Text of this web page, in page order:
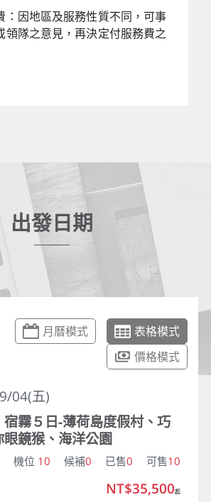
：因地區及服務性質不同，可事
領隊之意見，再決定付服務費之
出發日期
月曆模式
表格模式
價格模式
04(五)
宿霧５日-薄荷島度假村、巧
鏡猴、海洋公園
機位 10 候補0 已售0 可售10
NT$35,500起